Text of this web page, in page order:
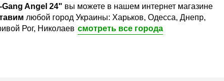
Angel 24" вы можете в нашем интернет магазине
любой город Украины: Харьков, Одесса, Днепр,
Рог, Николаев смотреть все города